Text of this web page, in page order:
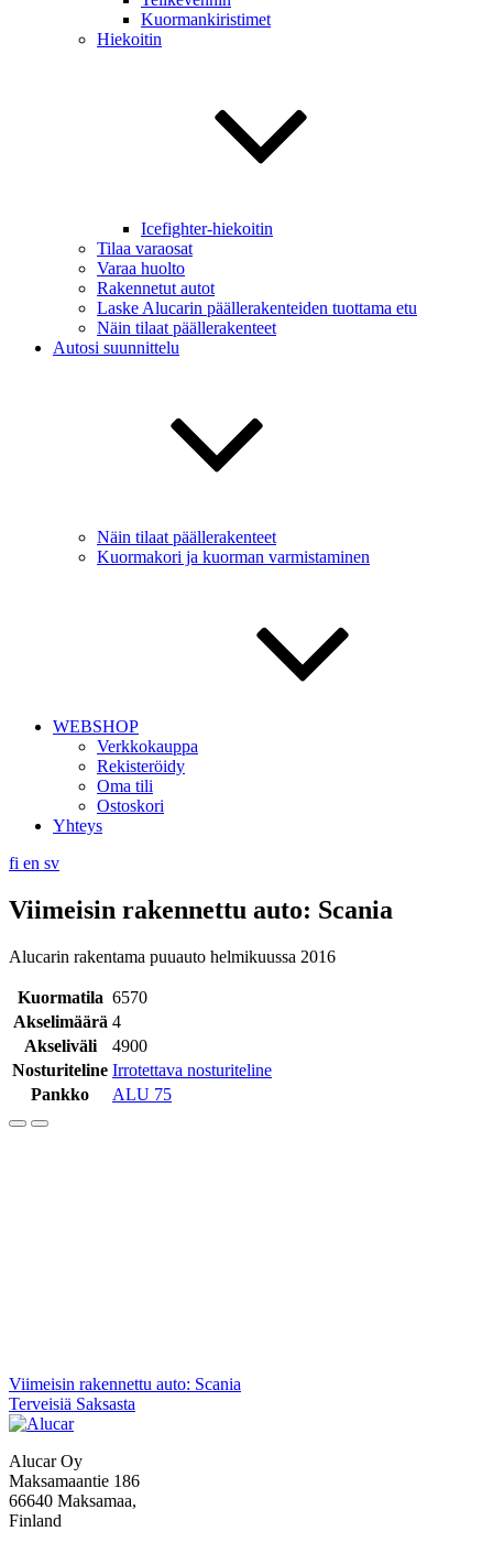
Kuormankiristimet
Hiekoitin
Icefighter-hiekoitin
Tilaa varaosat
Varaa huolto
Rakennetut autot
Laske Alucarin päällerakenteiden tuottama etu
Näin tilaat päällerakenteet
Autosi suunnittelu
Näin tilaat päällerakenteet
Kuormakori ja kuorman varmistaminen
WEBSHOP
Verkkokauppa
Rekisteröidy
Oma tili
Ostoskori
Yhteys
fi en sv
Viimeisin rakennettu auto: Scania
Alucarin rakentama puuauto helmikuussa 2016
Kuormatila 6570
Akselimäärä 4
Akseliväli
4900
Nosturiteline Irrotettava nosturiteline
Pankko
ALU 75
Artikkelien
selaus
Viimeisin rakennettu auto: Scania
Terveisiä Saksasta
Alucar Oy
Maksamaantie 186
66640 Maksamaa,
Finland